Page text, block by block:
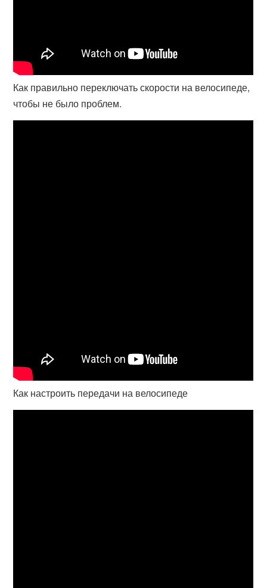
Как правильно переключать скорости на велосипеде,
чтобы не было проблем.
Как настроить передачи на велосипеде